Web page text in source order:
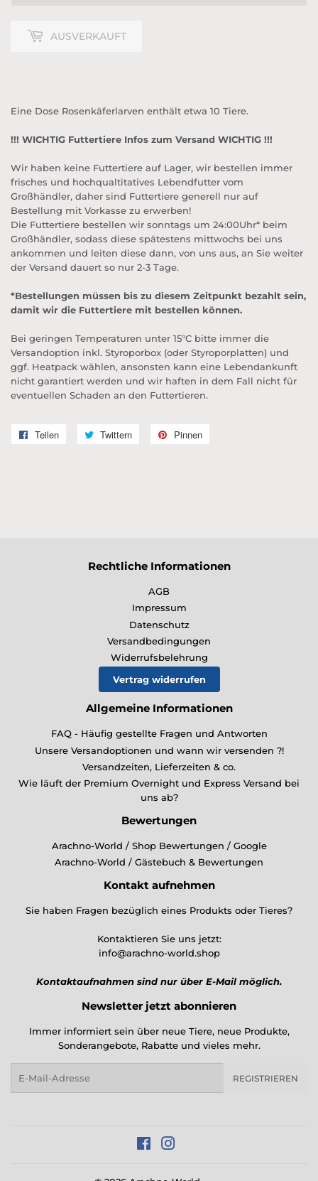
AUSVERKAUFT
Eine Dose Rosenkäferlarven enthält etwa 10 Tiere.
!!! WICHTIG Futtertiere Infos zum Versand WICHTIG !!!
Wir haben keine Futtertiere auf Lager, wir bestellen immer
frisches und hochqualtitatives Lebendfutter vom
Großhändler, daher sind Futtertiere generell nur auf
Bestellung mit Vorkasse zu erwerben!
Die Futtertiere bestellen wir sonntags um 24:00Uhr* beim
Großhändler, sodass diese spätestens mittwochs bei uns
ankommen und leiten diese dann, von uns aus, an Sie weiter
der Versand dauert so nur 2-3 Tage.
*Bestellungen müssen bis zu diesem Zeitpunkt bezahlt sein,
damit wir die Futtertiere mit bestellen können.
Bei geringen Temperaturen unter 15°C bitte immer die
Versandoption inkl. Styroporbox (oder Styroporplatten) und
ggf. Heatpack wählen, ansonsten kann eine Lebendankunft
nicht garantiert werden und wir haften in dem Fall nicht für
eventuellen Schaden an den Futtertieren.
Teilen Twittern Pinnen
Rechtliche Informationen
AGB
Impressum
Datenschutz
Versandbedingungen
Widerrufsbelehrung
Vertrag widerrufen
Allgemeine Informationen
FAQ - Häufig gestellte Fragen und Antworten
Unsere Versandoptionen und wann wir versenden ?!
Versandzeiten, Lieferzeiten & co.
Wie läuft der Premium Overnight und Express Versand bei
uns ab?
Bewertungen
Arachno-World / Shop Bewertungen / Google
Arachno-World / Gästebuch & Bewertungen
Kontakt aufnehmen
Sie haben Fragen bezüglich eines Produkts oder Tieres?
Kontaktieren Sie uns jetzt:
info@arachno-world.shop
Kontaktaufnahmen sind nur über E-Mail möglich.
Newsletter jetzt abonnieren
Immer informiert sein über neue Tiere, neue Produkte,
Sonderangebote, Rabatte und vieles mehr.
REGISTRIEREN
Facebook